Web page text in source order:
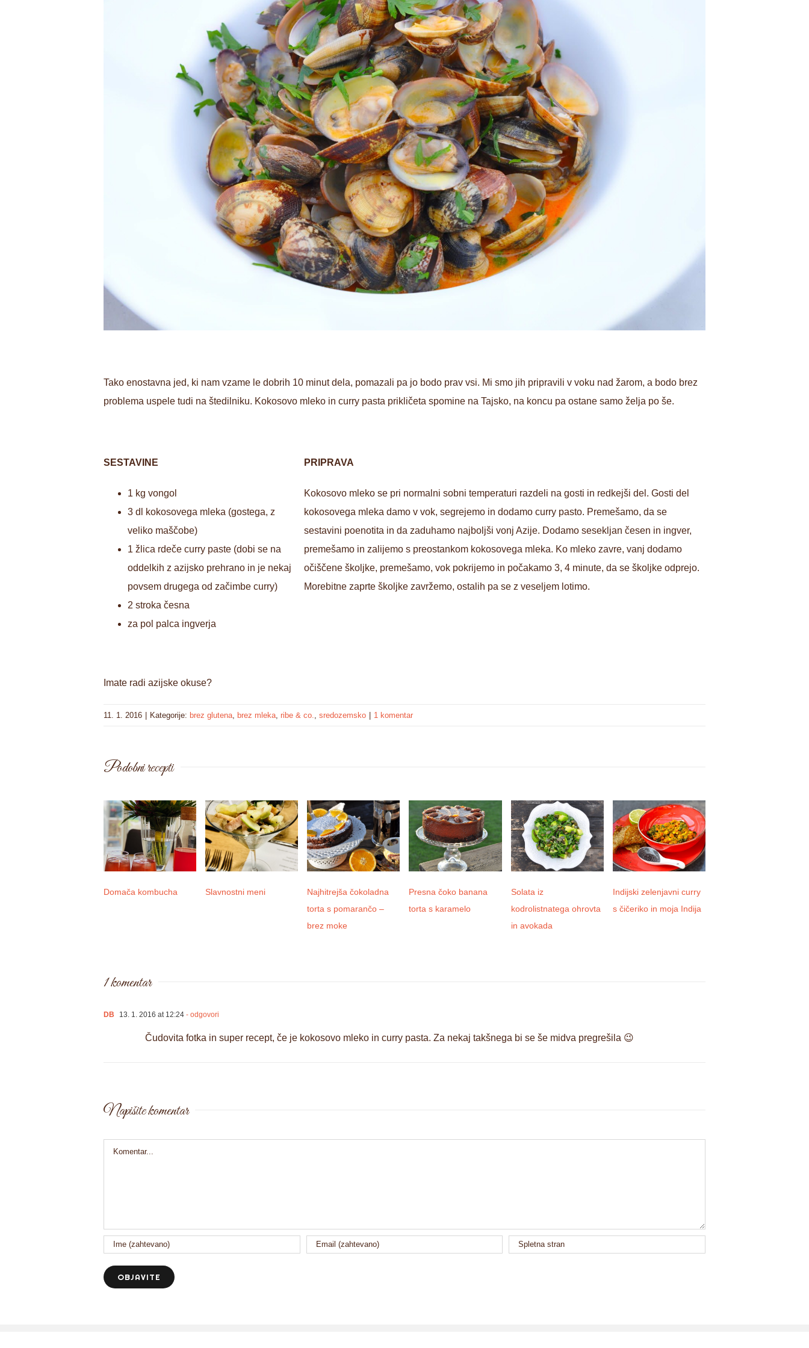
Tako enostavna jed, ki nam vzame le dobrih 10 minut dela, pomazali pa jo bodo prav vsi. Mi smo jih pripravili v voku nad žarom, a bodo brez
problema uspele tudi na štedilniku. Kokosovo mleko in curry pasta prikličeta spomine na Tajsko, na koncu pa ostane samo želja po še.
SESTAVINE
1 kg vongol
3 dl kokosovega mleka (gostega, z
veliko maščobe)
1 žlica rdeče curry paste (dobi se na
oddelkih z azijsko prehrano in je nekaj
povsem drugega od začimbe curry)
2 stroka česna
za pol palca ingverja
PRIPRAVA
Kokosovo mleko se pri normalni sobni temperaturi razdeli na gosti in redkejši del. Gosti del
kokosovega mleka damo v vok, segrejemo in dodamo curry pasto. Premešamo, da se
sestavini poenotita in da zaduhamo najboljši vonj Azije. Dodamo sesekljan česen in ingver,
premešamo in zalijemo s preostankom kokosovega mleka. Ko mleko zavre, vanj dodamo
očiščene školjke, premešamo, vok pokrijemo in počakamo 3, 4 minute, da se školjke odprejo.
Morebitne zaprte školjke zavržemo, ostalih pa se z veseljem lotimo.
Imate radi azijske okuse?
11. 1. 2016 | Kategorije: brez glutena brez mleka ribe & co. sredozemsko | 1 komentar
Podobni recepti
Domača kombucha Slavnostni meni
Najhitrejša čokoladna
torta s pomarančo –
brez moke
Presna čoko banana
torta s karamelo
Solata iz
kodrolistnatega ohrovta
in avokada
Indijski zelenjavni curry
s čičeriko in moja Indija
1 komentar
DB 13. 1. 2016 at 12:24 - odgovori
Čudovita fotka in super recept, če je kokosovo mleko in curry pasta. Za nekaj takšnega bi se še midva pregrešila 😉
Napišite komentar
Comment